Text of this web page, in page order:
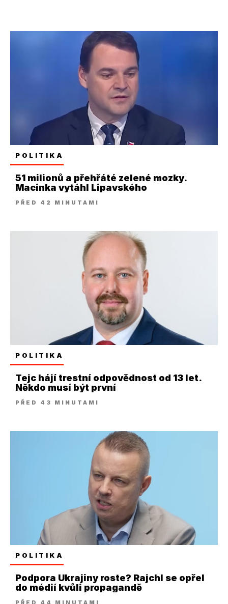
POLITIKA
51 milionů a přehřáté zelené mozky.
Macinka vytáhl Lipavského
PŘED 42 MINUTAMI
POLITIKA
Tejc hájí trestní odpovědnost od 13 let.
Někdo musí být první
PŘED 43 MINUTAMI
POLITIKA
Podpora Ukrajiny roste? Rajchl se opřel
do médií kvůli propagandě
PŘED 44 MINUTAMI